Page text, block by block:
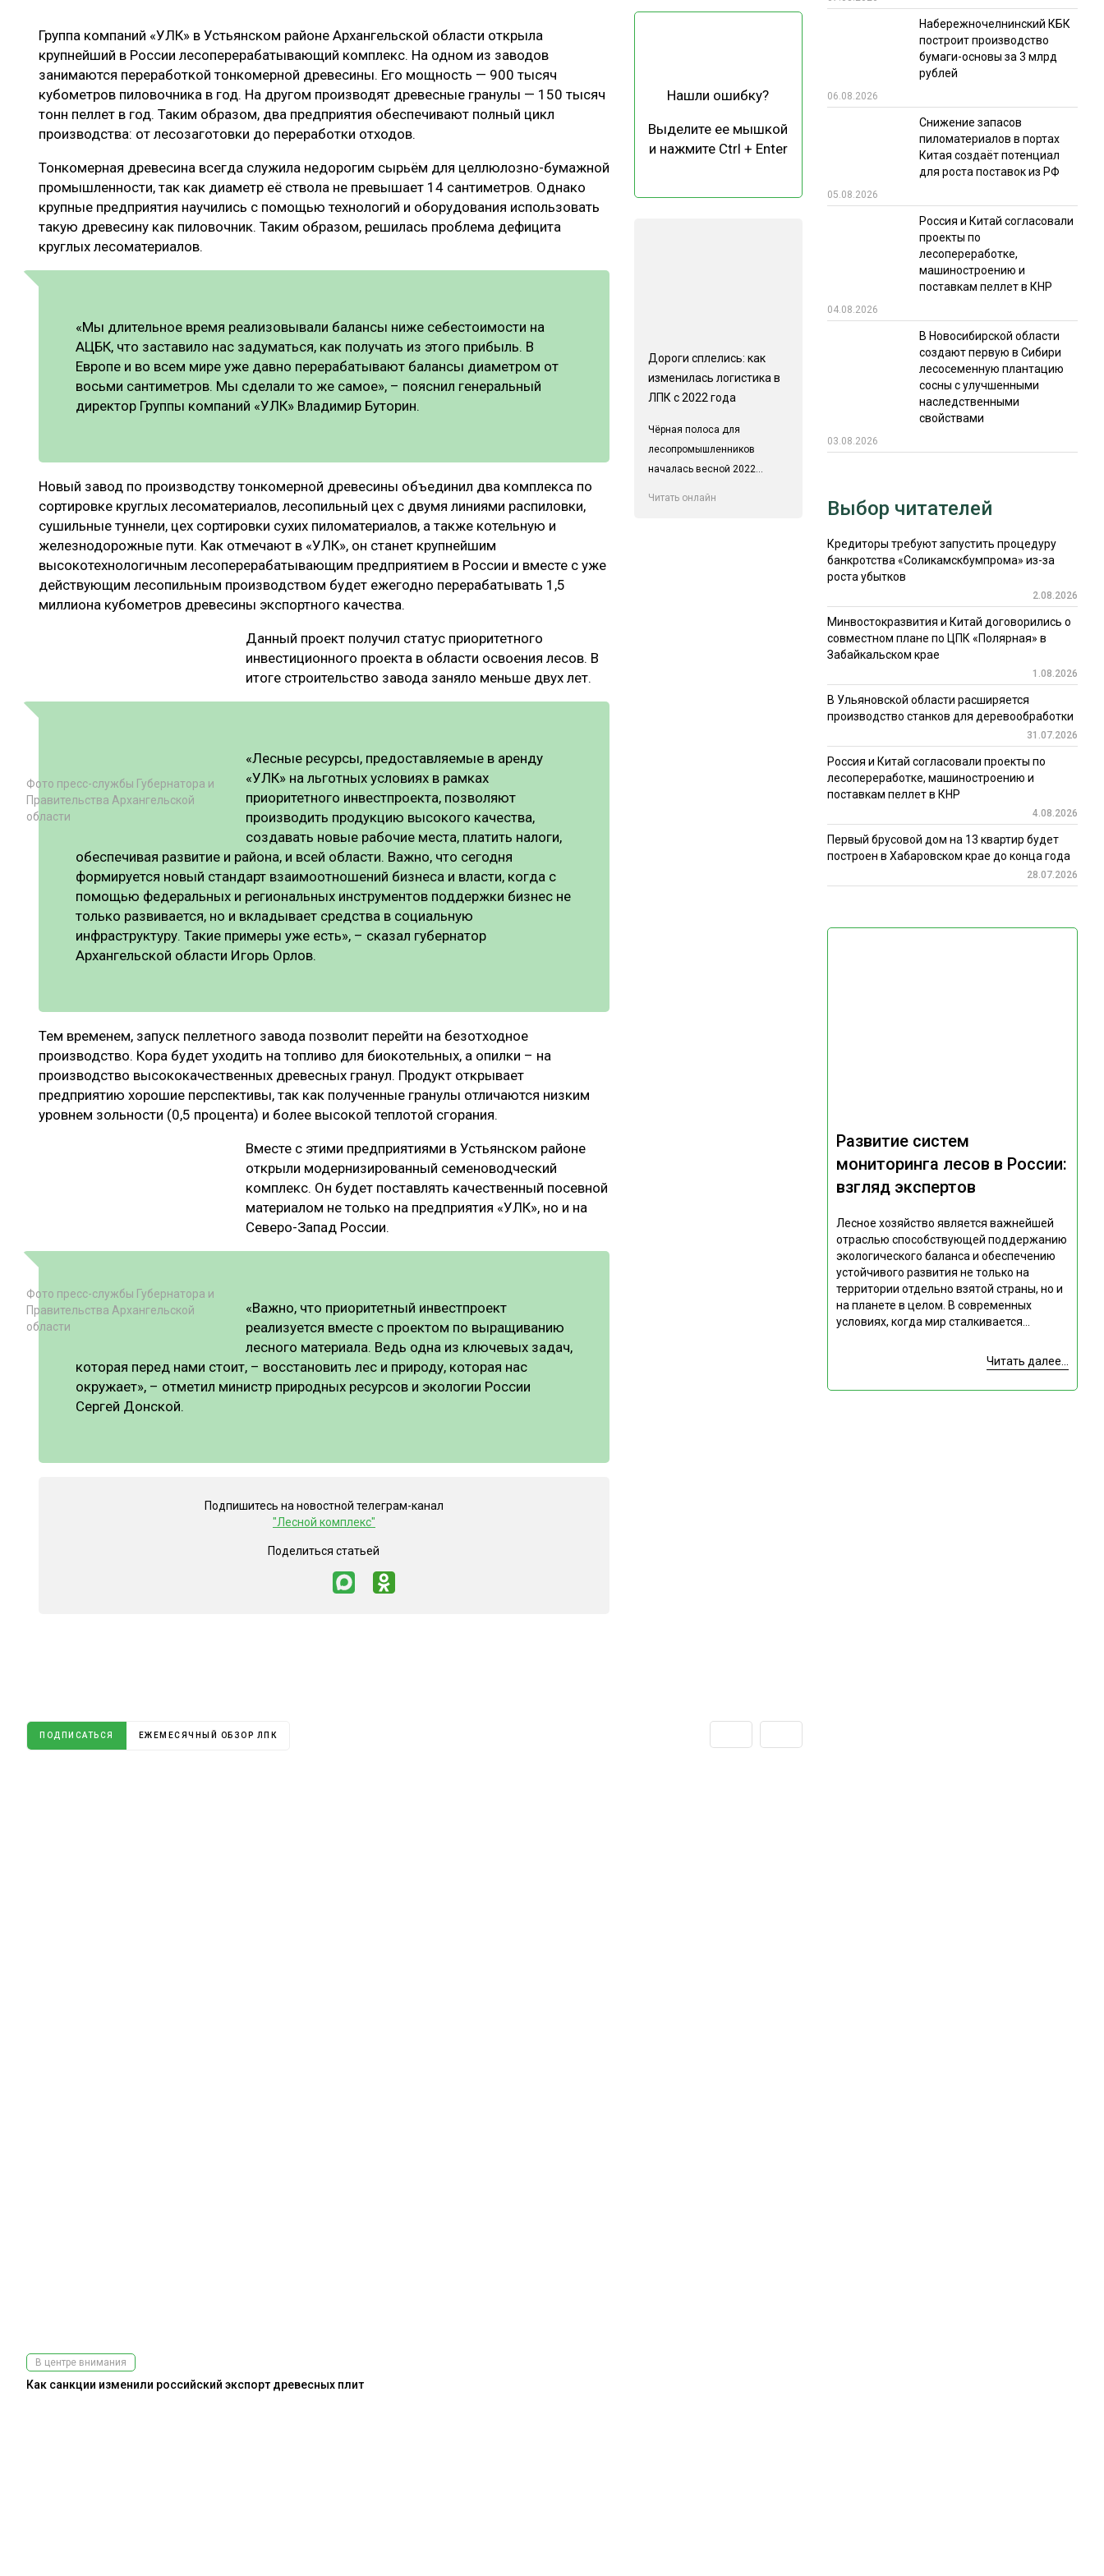
ЛОГИСТИКА
ПРОИЗВОДСТВО ДРЕВЕСНЫХ ПЛИТ
ЦБП
МЕБЕЛЬНОЕ ПРОИЗВОДСТВО
ЭКСПЕРТНОЕ МНЕНИЕ
КАЛЕНДАРЬ ВЫСТАВОК ИТОГИ МЕРОПРИЯТИЙ
Группа компаний «УЛК» в Устьянском районе Архангельской области открыла
крупнейший в России лесоперерабатывающий комплекс. На одном из заводов
занимаются переработкой тонкомерной древесины. Его мощность — 900 тысяч
кубометров пиловочника в год. На другом производят древесные гранулы — 150 тысяч
тонн пеллет в год. Таким образом, два предприятия обеспечивают полный цикл
производства: от лесозаготовки до переработки отходов.
Тонкомерная древесина всегда служила недорогим сырьём для целлюлозно-бумажной
промышленности, так как диаметр её ствола не превышает 14 сантиметров. Однако
крупные предприятия научились с помощью технологий и оборудования использовать
такую древесину как пиловочник. Таким образом, решилась проблема дефицита
круглых лесоматериалов.
«Мы длительное время реализовывали балансы ниже себестоимости на
АЦБК, что заставило нас задуматься, как получать из этого прибыль. В
Европе и во всем мире уже давно перерабатывают балансы диаметром от
восьми сантиметров. Мы сделали то же самое», – пояснил генеральный
директор Группы компаний «УЛК» Владимир Буторин.
Новый завод по производству тонкомерной древесины объединил два комплекса по
сортировке круглых лесоматериалов, лесопильный цех с двумя линиями распиловки,
сушильные туннели, цех сортировки сухих пиломатериалов, а также котельную и
железнодорожные пути. Как отмечают в «УЛК», он станет крупнейшим
высокотехнологичным лесоперерабатывающим предприятием в России и вместе с уже
действующим лесопильным производством будет ежегодно перерабатывать 1,5
миллиона кубометров древесины экспортного качества.
Фото пресс-службы Губернатора и
Правительства Архангельской
области
Данный проект получил статус приоритетного
инвестиционного проекта в области освоения лесов. В
итоге строительство завода заняло меньше двух лет.
«Лесные ресурсы, предоставляемые в аренду
«УЛК» на льготных условиях в рамках
приоритетного инвестпроекта, позволяют
производить продукцию высокого качества,
создавать новые рабочие места, платить налоги,
обеспечивая развитие и района, и всей области. Важно, что сегодня
формируется новый стандарт взаимоотношений бизнеса и власти, когда с
помощью федеральных и региональных инструментов поддержки бизнес не
только развивается, но и вкладывает средства в социальную
инфраструктуру. Такие примеры уже есть», – сказал губернатор
Архангельской области Игорь Орлов.
Тем временем, запуск пеллетного завода позволит перейти на безотходное
производство. Кора будет уходить на топливо для биокотельных, а опилки – на
производство высококачественных древесных гранул. Продукт открывает
предприятию хорошие перспективы, так как полученные гранулы отличаются низким
уровнем зольности (0,5 процента) и более высокой теплотой сгорания.
Фото пресс-службы Губернатора и
Правительства Архангельской
области
Вместе с этими предприятиями в Устьянском районе
открыли модернизированный семеноводческий
комплекс. Он будет поставлять качественный посевной
материалом не только на предприятия «УЛК», но и на
Северо-Запад России.
«Важно, что приоритетный инвестпроект
реализуется вместе с проектом по выращиванию
лесного материала. Ведь одна из ключевых задач,
которая перед нами стоит, – восстановить лес и природу, которая нас
окружает», – отметил министр природных ресурсов и экологии России
Сергей Донской.
Подпишитесь на новостной телеграм-канал
"Лесной комплекс"
Поделиться статьей
Нашли ошибку?
Выделите ее мышкой
и нажмите Ctrl + Enter
Дороги сплелись: как
изменилась логистика в
ЛПК с 2022 года
Чёрная полоса для
лесопромышленников
началась весной 2022...
Читать онлайн
Набережночелнинский КБК
построит производство
бумаги-основы за 3 млрд
рублей
06.08.2026
Снижение запасов
пиломатериалов в портах
Китая создаёт потенциал
для роста поставок из РФ
05.08.2026
Россия и Китай согласовали
проекты по
лесопереработке,
машиностроению и
поставкам пеллет в КНР
04.08.2026
В Новосибирской области
создают первую в Сибири
лесосеменную плантацию
сосны с улучшенными
наследственными
свойствами
03.08.2026
Развитие систем
мониторинга лесов в России:
взгляд экспертов
Лесное хозяйство является важнейшей
отраслью способствующей поддержанию
экологического баланса и обеспечению
устойчивого развития не только на
территории отдельно взятой страны, но и
на планете в целом. В современных
условиях, когда мир сталкивается...
Читать далее...
ПОДПИСАТЬСЯ ЕЖЕМЕСЯЧНЫЙ ОБЗОР ЛПК
В центре внимания
Как санкции изменили российский экспорт древесных плит
Выбор читателей
Кредиторы требуют запустить процедуру
банкротства «Соликамскбумпрома» из-за
роста убытков
2.08.2026
Минвостокразвития и Китай договорились о
совместном плане по ЦПК «Полярная» в
Забайкальском крае
1.08.2026
В Ульяновской области расширяется
производство станков для деревообработки
31.07.2026
Россия и Китай согласовали проекты по
лесопереработке, машиностроению и
поставкам пеллет в КНР
4.08.2026
Первый брусовой дом на 13 квартир будет
построен в Хабаровском крае до конца года
28.07.2026